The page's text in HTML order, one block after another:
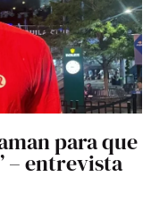
para que
– entrevista